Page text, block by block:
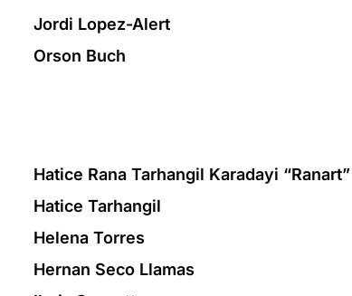
Jordi Lopez-Alert
Orson Buch
Hatice Rana Tarhangil Karadayi “Ranart”
Hatice Tarhangil
Helena Torres
Hernan Seco Llamas